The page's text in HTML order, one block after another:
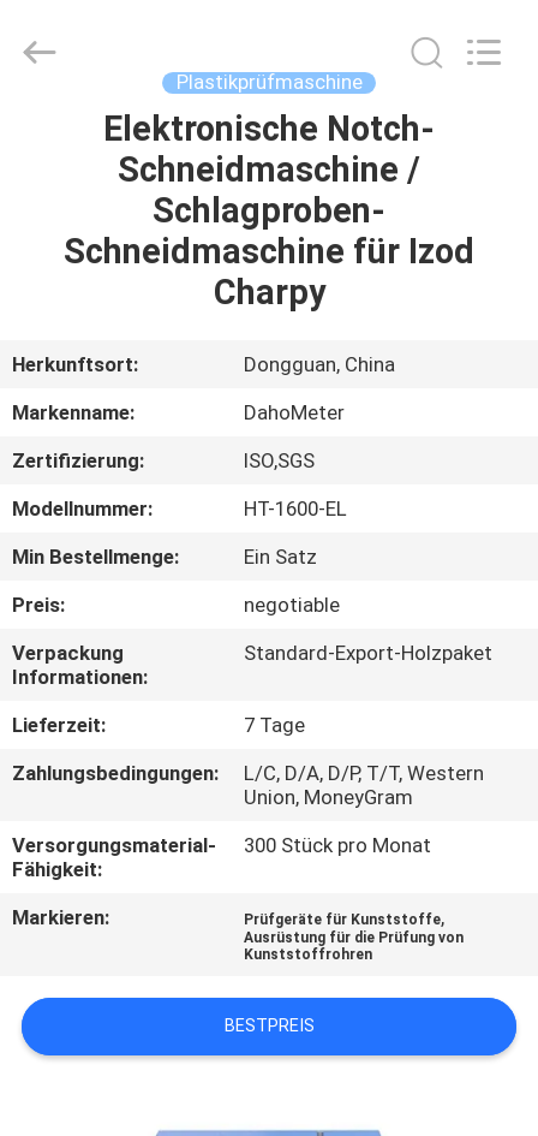
PRODUKTE
FABRIK-
QUALITÄTSKONTROLLE
TRETEN
SIE
MIT
UNS
IN
VERBINDUNG
FORDERN
SIE
ZITAT
Developed
Plastikprüfmaschine
Elektronische Notch-
Schneidmaschine /
Schlagproben-
Schneidmaschine für Izod
Charpy
Herkunftsort:
Dongguan, China
Markenname:
DahoMeter
Zertifizierung:
ISO,SGS
Modellnummer:
HT-1600-EL
Min Bestellmenge:
Ein Satz
Preis:
negotiable
Verpackung
Informationen:
Standard-Export-Holzpaket
Lieferzeit:
7 Tage
Zahlungsbedingungen:
L/C, D/A, D/P, T/T, Western
Union, MoneyGram
Versorgungsmaterial-
Fähigkeit:
300 Stück pro Monat
Markieren: Prüfgeräte für Kunststoffe,
Ausrüstung für die Prüfung von
Kunststoffrohren
BESTPREIS